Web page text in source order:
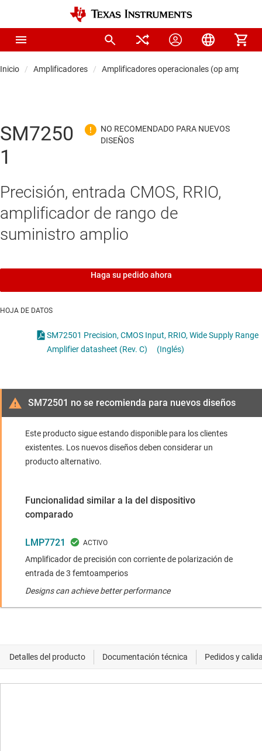
Inicio Amplificadores Amplificadores operacionales (op amps)
SM7250
1
Precisión, entrada CMOS, RRIO,
amplificador de rango de
suministro amplio
Haga su pedido ahora
HOJA DE DATOS
SM72501 Precision, CMOS Input, RRIO, Wide Supply Range
Amplifier datasheet (Rev. C)
(Inglés)
SM72501 no se recomienda para nuevos diseños
Este producto sigue estando disponible para los clientes
existentes. Los nuevos diseños deben considerar un
producto alternativo.
Funcionalidad similar a la del dispositivo
comparado
LMP7721
Amplificador de precisión con corriente de polarización de
entrada de 3 femtoamperios
Designs can achieve better performance